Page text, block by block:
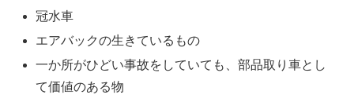
冠水車
エアバックの生きているもの
一か所がひどい事故をしていても、部品取り車とし
て価値のある物